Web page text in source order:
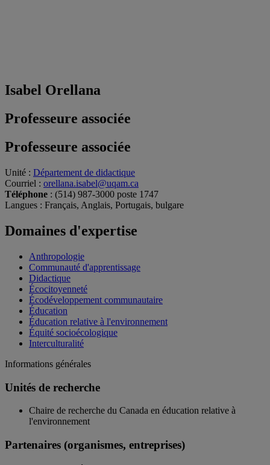
Isabel Orellana
Professeure associée
Professeure associée
Unité : Département de didactique
Courriel : orellana.isabel@uqam.ca
Téléphone : (514) 987-3000 poste 1747
Langues : Français, Anglais, Portugais, bulgare
Domaines d'expertise
Anthropologie
Communauté d'apprentissage
Didactique
Écocitoyenneté
Écodéveloppement communautaire
Éducation
Éducation relative à l'environnement
Équité socioécologique
Interculturalité
Informations générales
Unités de recherche
Chaire de recherche du Canada en éducation relative à
l'environnement
Partenaires (organismes, entreprises)